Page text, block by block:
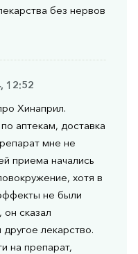
без нервов
12:52
Хинаприл.
аптекам, доставка
мне не
приема начались
хотя в
не были
он сказал
лекарство.
на препарат,